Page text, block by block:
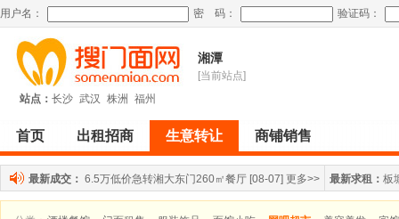
用户名： 密 码： 验证码：
湘潭
[当前站点]
站点： 长沙 武汉 株洲 福州
首页 出租招商 生意转让 商铺销售
最新成交： 6.5万低价急转湘大东门260㎡餐厅 [08-07] 更多>> 最新求租： 板